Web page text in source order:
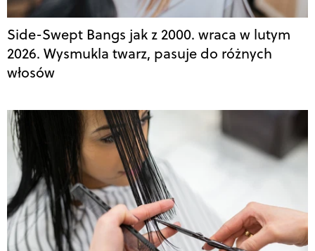
Side-Swept Bangs jak z 2000. wraca w lutym
2026. Wysmukla twarz, pasuje do różnych
włosów